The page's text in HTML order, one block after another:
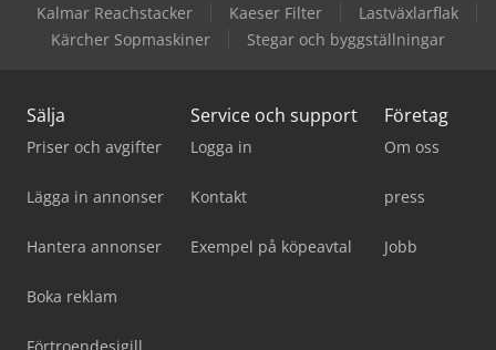
Kalmar Reachstacker
Kaeser Filter
Lastväxlarflak
Kärcher Sopmaskiner
Stegar och byggställningar
Sälja
Priser och avgifter
Lägga in annonser
Hantera annonser
Boka reklam
Service och support
Logga in
Kontakt
Exempel på köpeavtal
Företag
Om oss
press
Jobb